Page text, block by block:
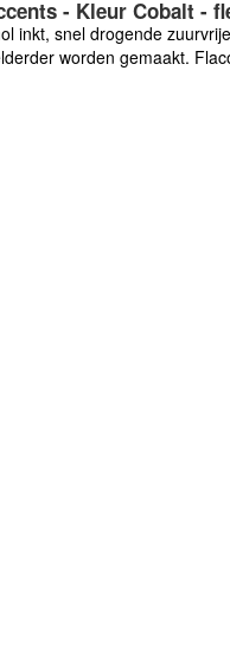
- Kleur Cobalt -
inkt, snel drogende
worden gemaakt.